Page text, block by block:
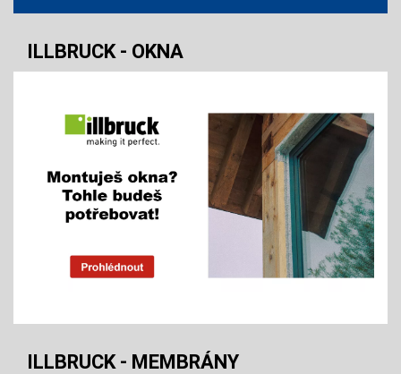
ILLBRUCK - OKNA
ILLBRUCK - MEMBRÁNY